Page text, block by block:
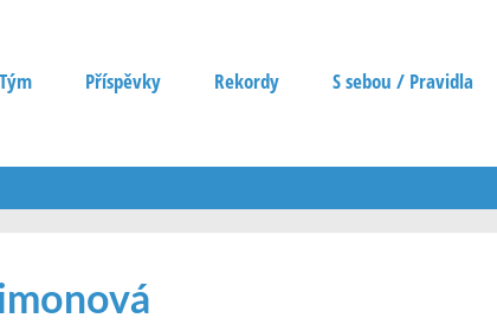
Tým Příspěvky Rekordy S sebou / Pravidla